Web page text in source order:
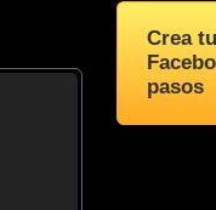
Crea
pasos